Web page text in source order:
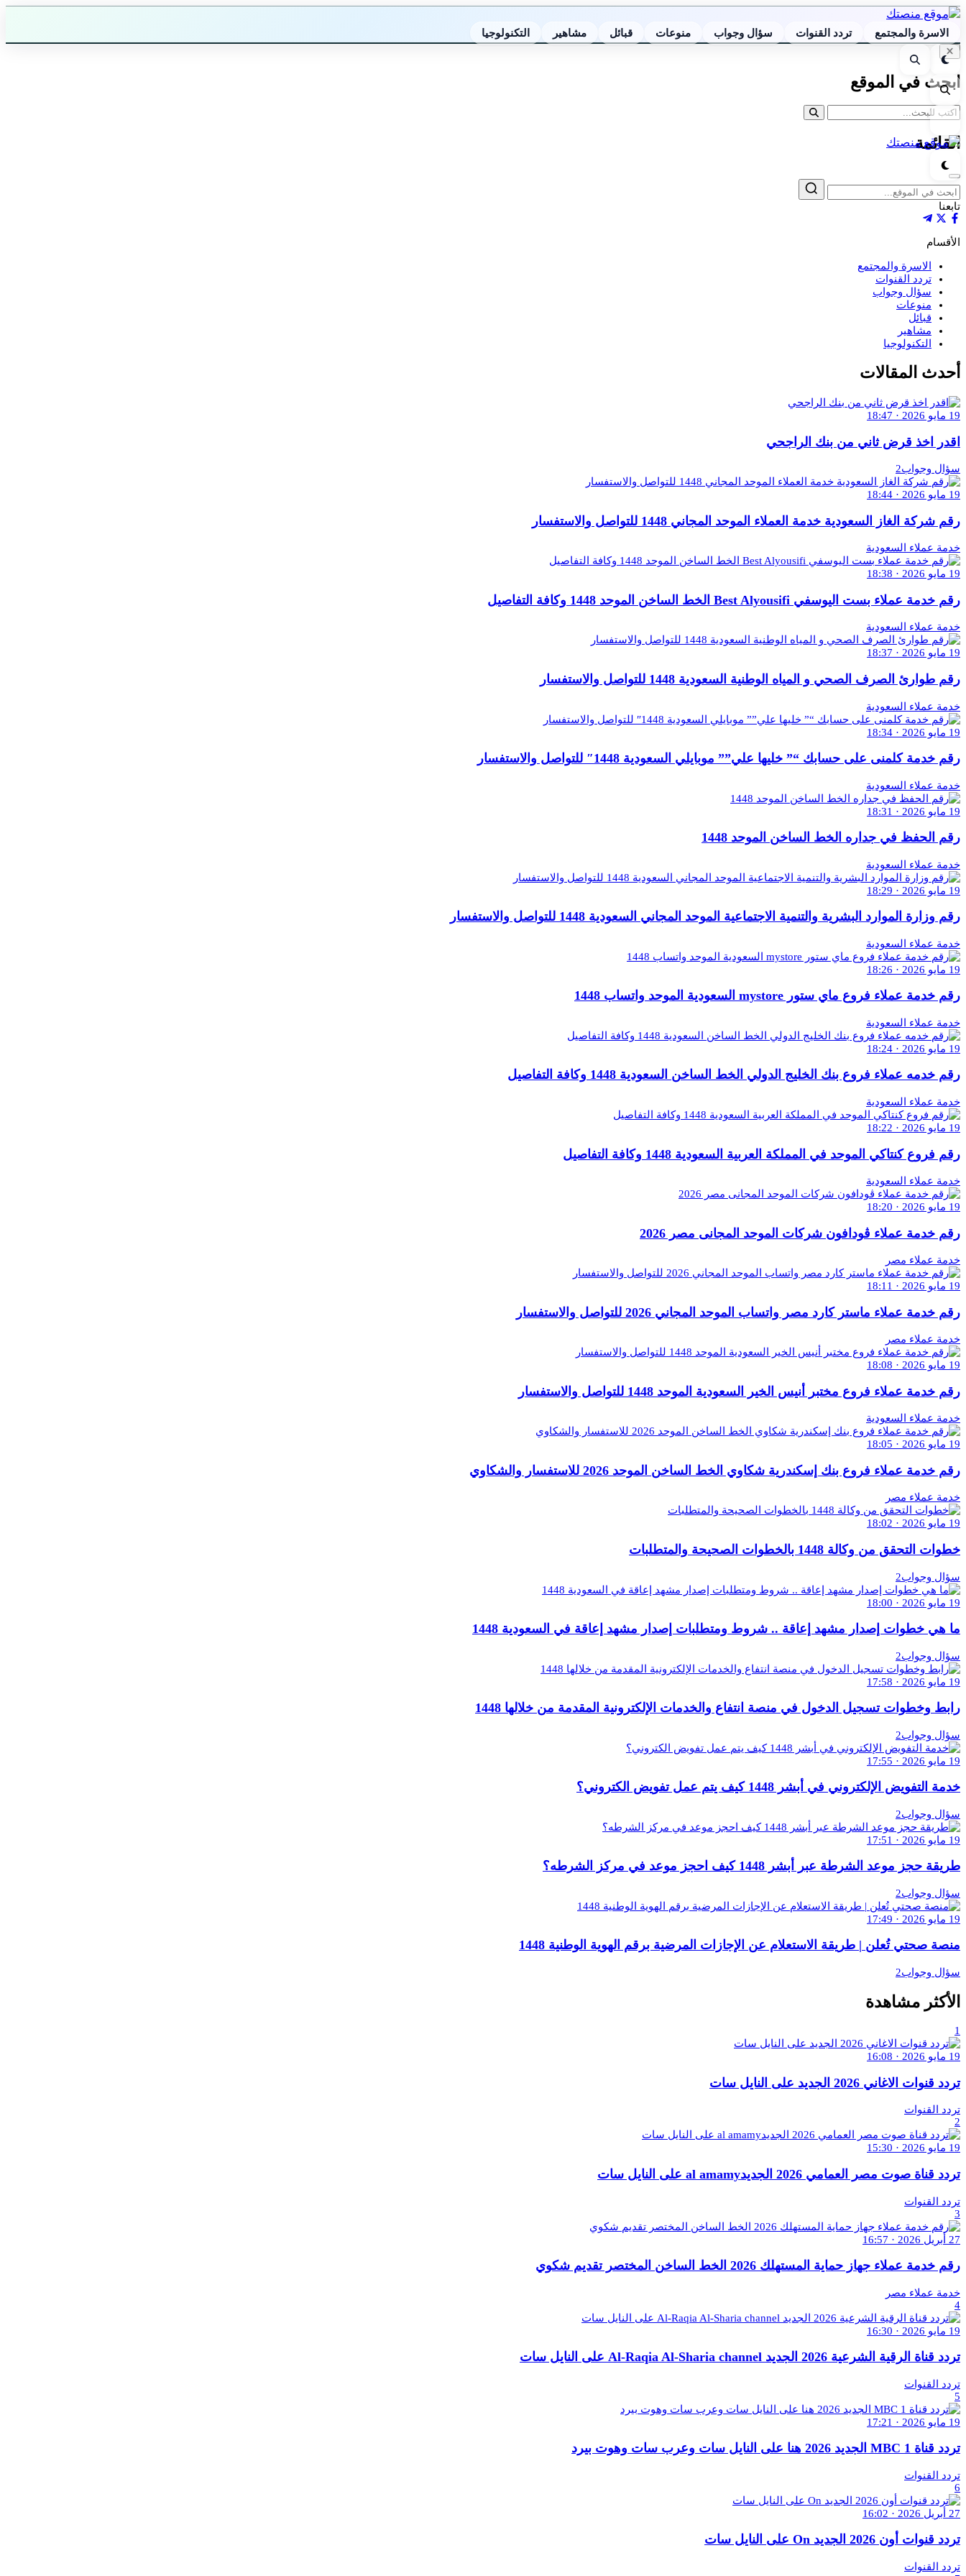
الاسرة والمجتمع تردد القنوات سؤال وجواب منوعات قبائل مشاهير التكنولوجيا
الوضع
بحث
بحث
الوضع
إغلاق
ابحث في الموقع
القائمة
إغلاق
بحث
تابعنا
الأقسام
الاسرة والمجتمع
تردد القنوات
سؤال وجواب
منوعات
قبائل
مشاهير
التكنولوجيا
أحدث المقالات
19 مايو 2026 · 18:47
اقدر اخذ قرض ثاني من بنك الراجحي
سؤال وجواب2
19 مايو 2026 · 18:44
رقم شركة الغاز السعودية خدمة العملاء الموحد المجاني 1448 للتواصل والاستفسار
خدمة عملاء السعودية
19 مايو 2026 · 18:38
رقم خدمة عملاء بست اليوسفي Best Alyousifi الخط الساخن الموحد 1448 وكافة التفاصيل
خدمة عملاء السعودية
19 مايو 2026 · 18:37
رقم طوارئ الصرف الصحي و المياه الوطنية السعودية 1448 للتواصل والاستفسار
خدمة عملاء السعودية
19 مايو 2026 · 18:34
رقم خدمة كلمنى على حسابك “” خليها علي”” موبايلي السعودية 1448″ للتواصل والاستفسار
خدمة عملاء السعودية
19 مايو 2026 · 18:31
رقم الحفظ في جداره الخط الساخن الموحد 1448
خدمة عملاء السعودية
19 مايو 2026 · 18:29
رقم وزارة الموارد البشرية والتنمية الاجتماعية الموحد المجاني السعودية 1448 للتواصل والاستفسار
خدمة عملاء السعودية
19 مايو 2026 · 18:26
رقم خدمة عملاء فروع ماي ستور mystore السعودية الموحد واتساب 1448
خدمة عملاء السعودية
19 مايو 2026 · 18:24
رقم خدمه عملاء فروع بنك الخليج الدولي الخط الساخن السعودية 1448 وكافة التفاصيل
خدمة عملاء السعودية
19 مايو 2026 · 18:22
رقم فروع كنتاكي الموحد في المملكة العربية السعودية 1448 وكافة التفاصيل
خدمة عملاء السعودية
19 مايو 2026 · 18:20
رقم خدمة عملاء ڤودافون شركات الموحد المجانى مصر 2026
خدمة عملاء مصر
19 مايو 2026 · 18:11
رقم خدمة عملاء ماستر كارد مصر واتساب الموحد المجاني 2026 للتواصل والاستفسار
خدمة عملاء مصر
19 مايو 2026 · 18:08
رقم خدمة عملاء فروع مختبر أنيس الخير السعودية الموحد 1448 للتواصل والاستفسار
خدمة عملاء السعودية
19 مايو 2026 · 18:05
رقم خدمة عملاء فروع بنك إسكندرية شكاوي الخط الساخن الموحد 2026 للاستفسار والشكاوي
خدمة عملاء مصر
19 مايو 2026 · 18:02
خطوات التحقق من وكالة 1448 بالخطوات الصحيحة والمتطلبات
سؤال وجواب2
19 مايو 2026 · 18:00
ما هي خطوات إصدار مشهد إعاقة .. شروط ومتطلبات إصدار مشهد إعاقة في السعودية 1448
سؤال وجواب2
19 مايو 2026 · 17:58
رابط وخطوات تسجيل الدخول في منصة انتفاع والخدمات الإلكترونية المقدمة من خلالها 1448
سؤال وجواب2
19 مايو 2026 · 17:55
خدمة التفويض الإلكتروني في أبشر 1448 كيف يتم عمل تفويض الكتروني؟
سؤال وجواب2
19 مايو 2026 · 17:51
طريقة حجز موعد الشرطة عبر أبشر 1448 كيف احجز موعد في مركز الشرطه؟
سؤال وجواب2
19 مايو 2026 · 17:49
منصة صحتي تُعلن | طريقة الاستعلام عن الإجازات المرضية برقم الهوية الوطنية 1448
سؤال وجواب2
الأكثر مشاهدة
1
19 مايو 2026 · 16:08
تردد قنوات الاغاني 2026 الجديد على النايل سات
تردد القنوات
2
19 مايو 2026 · 15:30
تردد قناة صوت مصر العمامي 2026 الجديدal amamy على النايل سات
تردد القنوات
3
27 أبريل 2026 · 16:57
رقم خدمة عملاء جهاز حماية المستهلك 2026 الخط الساخن المختصر تقديم شكوي
خدمة عملاء مصر
4
19 مايو 2026 · 16:30
تردد قناة الرقية الشرعية 2026 الجديد Al-Raqia Al-Sharia channel على النايل سات
تردد القنوات
5
19 مايو 2026 · 17:21
تردد قناة MBC 1 الجديد 2026 هنا على النايل سات وعرب سات وهوت بيرد
تردد القنوات
6
27 أبريل 2026 · 16:02
تردد قنوات أون 2026 الجديد On على النايل سات
تردد القنوات